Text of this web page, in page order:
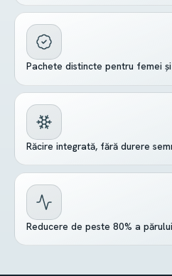
Pachete distincte pentru femei
Răcire integrată, fără durere
Reducere de peste 80% a